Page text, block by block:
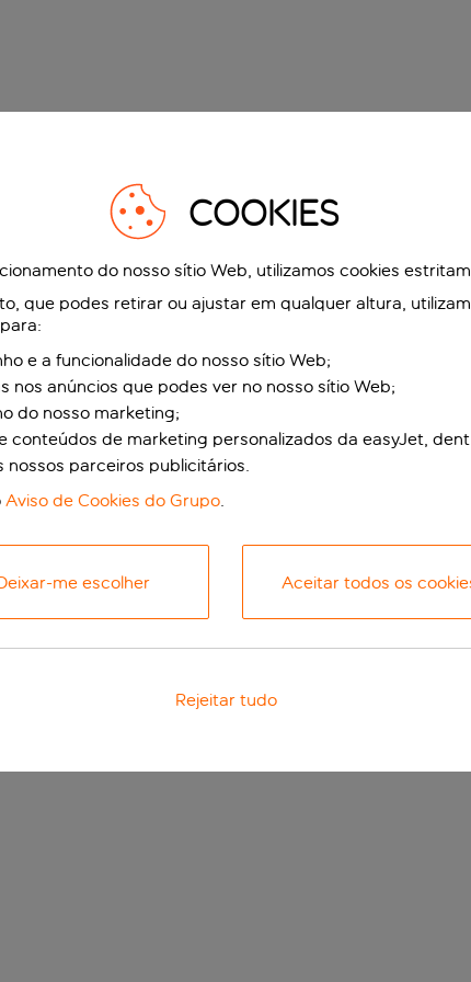
COOKIES
do nosso sítio Web, utilizamos cookies
que podes retirar ou ajustar em qualquer altura,
e a funcionalidade do nosso sítio Web;
nos anúncios que podes ver no nosso sítio Web;
do nosso marketing;
conteúdos de marketing personalizados da easyJet,
nossos parceiros publicitários.
Aviso de Cookies do Grupo.
me escolher Aceitar todos os
Rejeitar tudo